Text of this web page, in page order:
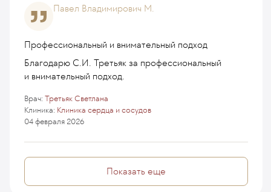
Павел Владимирович М.
Профессиональный и внимательный подход
Благодарю С.И. Третьяк за профессиональный
и внимательный подход.
Клиника: Клиника сердца и сосудов
Врач: Третьяк Светлана
04 февраля 2026
Показать еще